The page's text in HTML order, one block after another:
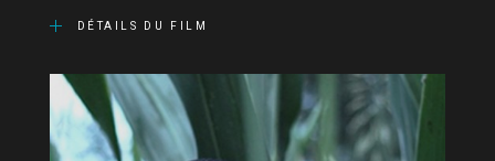
DÉTAILS DU FILM